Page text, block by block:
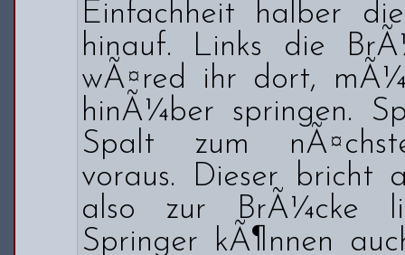
Einfachheit halber
hinauf. Links die
wÃ¤red ihr dort,
hinÃ¼ber springen.
Spalt zum
voraus. Dieser bricht
also zur BrÃ¼cke
Springer kÃ¶nnen